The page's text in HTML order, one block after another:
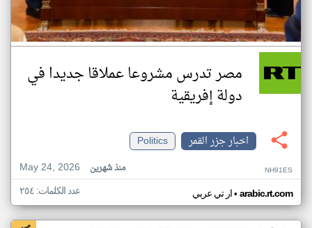
مصر تدرس مشروعا عملاقا جديدا في
دولة إفريقية
اخبار جزر القمر
Politics
May 24, 2026
منذ شهرين NH91ES
ار تي عربي• arabic.rt.com عدد الكلمات: ٢٥٤